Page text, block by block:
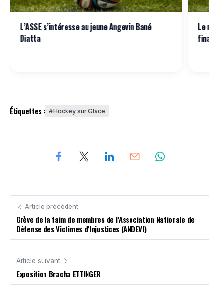
L’ASSE s’intéresse au jeune Angevin Bané
Diatta
Le
Étiquettes : Hockey sur Glace
Article précédent
Grève de la faim de membres de l’Association Nationale de
Défense des Victimes d’Injustices (ANDEVI)
Article suivant
Exposition Bracha ETTINGER